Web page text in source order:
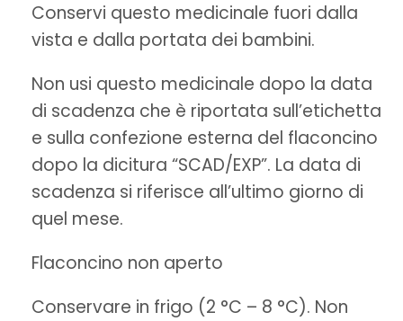
Conservi questo medicinale fuori dalla
vista e dalla portata dei bambini.
Non usi questo medicinale dopo la data
di scadenza che è riportata sull’etichetta
e sulla confezione esterna del flaconcino
dopo la dicitura “SCAD/EXP”. La data di
scadenza si riferisce all’ultimo giorno di
quel mese.
Flaconcino non aperto
Conservare in frigo (2 °C – 8 °C). Non